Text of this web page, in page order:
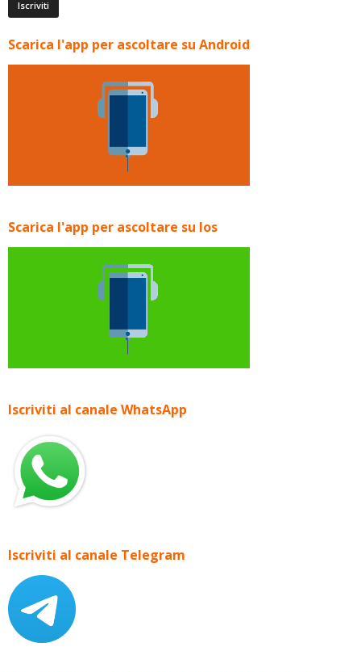
Scarica l'app per ascoltare su Android
Scarica l'app per ascoltare su Ios
Iscriviti al canale WhatsApp
Iscriviti al canale Telegram